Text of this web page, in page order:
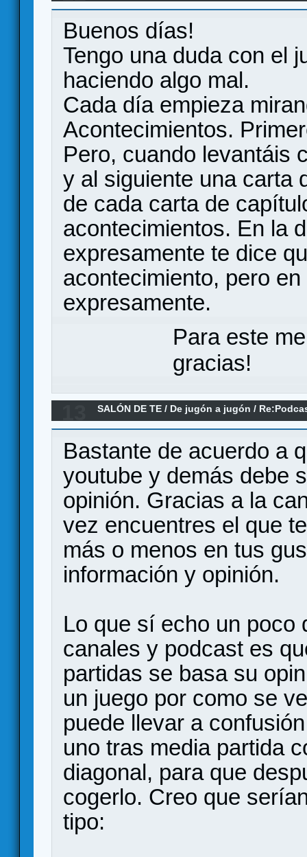
Buenos días!
Tengo una duda con el
haciendo algo mal.
Cada día empieza
Acontecimientos.
Pero, cuando levantáis
y al siguiente una carta
de cada carta de
acontecimientos. En la
expresamente te dice
acontecimiento, pero
expresamente.
Para este
gracias!
SALÓN DE TE / De jugón a jugón /
Bastante de acuerdo a
youtube y demás debe
opinión. Gracias a la
vez encuentres el que
más o menos en tus
información y opinión.
Lo que sí echo un poco
canales y podcast es
partidas se basa su
un juego por como se
puede llevar a
uno tras media partida
diagonal, para que
cogerlo. Creo que
tipo: